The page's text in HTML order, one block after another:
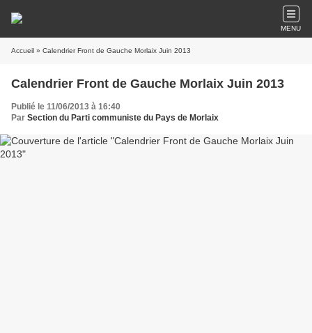
MENU
Accueil » Calendrier Front de Gauche Morlaix Juin 2013
Calendrier Front de Gauche Morlaix Juin 2013
Publié le 11/06/2013 à 16:40
Par Section du Parti communiste du Pays de Morlaix